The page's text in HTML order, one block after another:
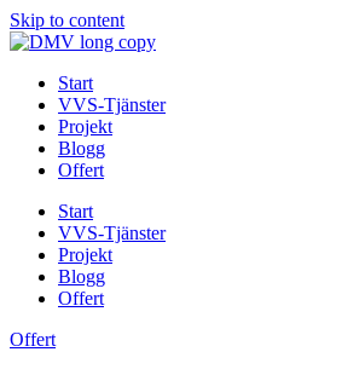
Skip to content
Start
VVS-Tjänster
Projekt
Blogg
Offert
Start
VVS-Tjänster
Projekt
Blogg
Offert
Offert